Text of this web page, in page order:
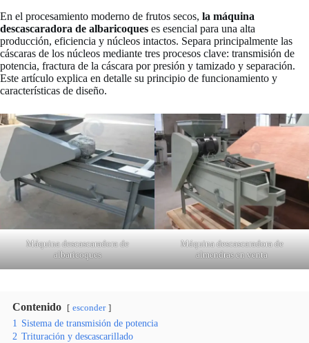
En el procesamiento moderno de frutos secos, la máquina
descascaradora de albaricoques es esencial para una alta
producción, eficiencia y núcleos intactos. Separa principalmente las
cáscaras de los núcleos mediante tres procesos clave: transmisión de
potencia, fractura de la cáscara por presión y tamizado y separación.
Este artículo explica en detalle su principio de funcionamiento y
características de diseño.
Máquina descascaradora de
albaricoques
Máquina descascaradora de
almendras en venta
Contenido esconder
1 Sistema de transmisión de potencia
2 Trituración y descascarillado